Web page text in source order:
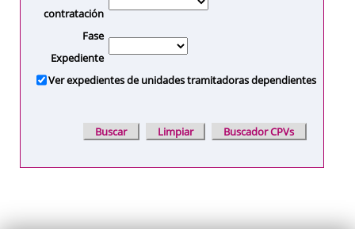
contratación
Fase
Expediente
Ver expedientes de unidades tramitadoras dependientes